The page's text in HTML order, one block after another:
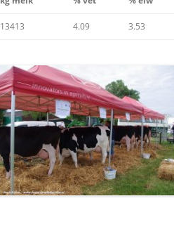
13413 4.09 3.53